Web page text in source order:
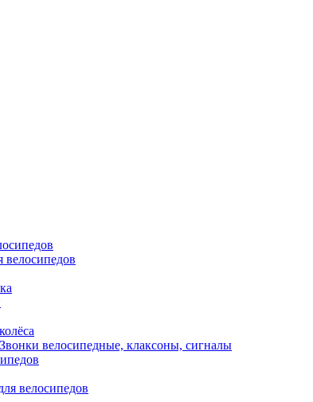
велосипедов
Звонки велосипедные, клаксоны, сигналы
велосипедов